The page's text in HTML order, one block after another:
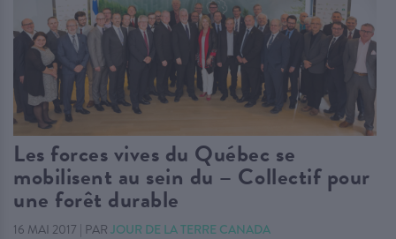
Les forces vives du Québec se
mobilisent au sein du – Collectif pour
une forêt durable
16 MAI 2017 | PAR JOUR DE LA TERRE CANADA